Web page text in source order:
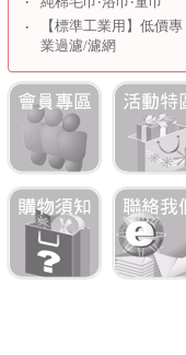
‧
【標準工業用】低價專
業過濾/濾網